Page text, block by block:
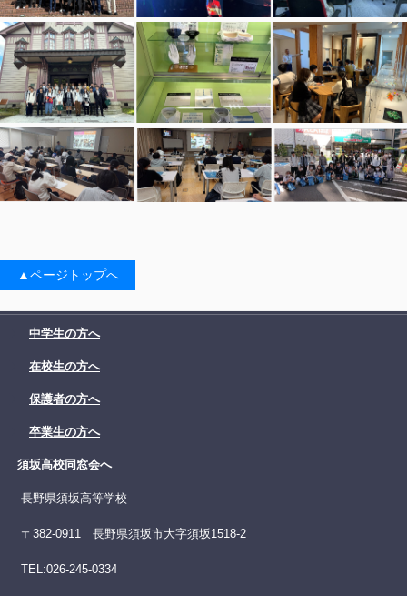
▲ページトップへ
中学生の方へ
在校生の方へ
保護者の方へ
卒業生の方へ
須坂高校同窓会へ
長野県須坂高等学校
〒382-0911 長野県須坂市大字須坂1518-2
TEL:026-245-0334